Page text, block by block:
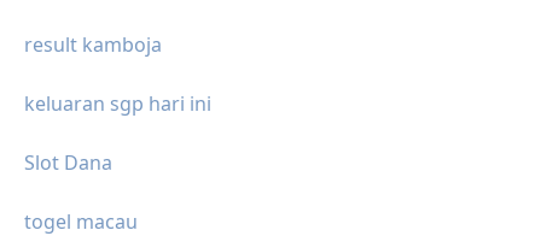
result kamboja
keluaran sgp hari ini
Slot Dana
togel macau